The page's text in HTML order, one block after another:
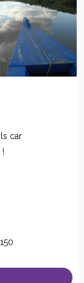
car